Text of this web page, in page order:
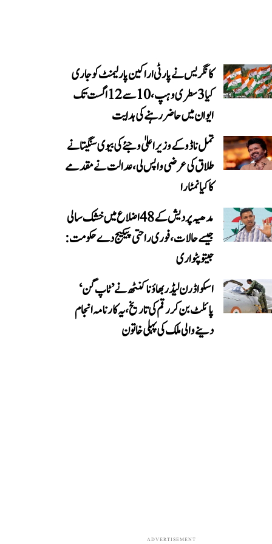
کانگریس نے پارٹی اراکین پارلیمنٹ کو جاری
کیا 3 سطری وہپ، 10 سے 12 اگست تک
ایوان میں حاضر رہنے کی ہدایت
تمل ناڈو کے وزیر اعلیٰ وجئے کی بیوی سنگیتا نے
طلاق کی عرضی واپس لی، عدالت نے مقدمے
کا کیا نمٹارا
مدھیہ پردیش کے 48 اضلاع میں خشک سالی
جیسے حالات، فوری راحتی پیکیج دے حکومت:
جیتو پٹواری
اسکواڈرن لیڈر بھاؤنا کنٹھ نے ’ٹاپ گن‘
پائلٹ بن کر رقم کی تاریخ، یہ کارنامہ انجام
دینے والی ملک کی پہلی خاتون
ADVERTISEMENT